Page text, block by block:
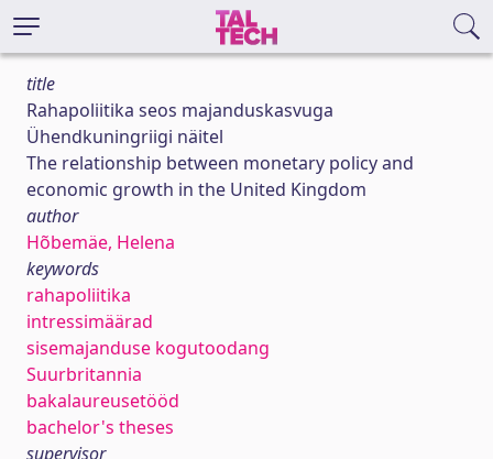
title
Rahapoliitika seos majanduskasvuga
Ühendkuningriigi näitel
The relationship between monetary policy and
economic growth in the United Kingdom
author
Hõbemäe, Helena
keywords
rahapoliitika
intressimäärad
sisemajanduse kogutoodang
Suurbritannia
bakalaureusetööd
bachelor's theses
supervisor